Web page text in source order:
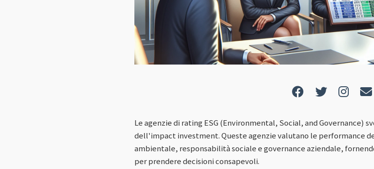
Le agenzie di rating ESG (Environmental, Social, and Governance)
dell'impact investment. Queste agenzie valutano le performance
ambientale, responsabilità sociale e governance aziendale,
per prendere decisioni consapevoli.